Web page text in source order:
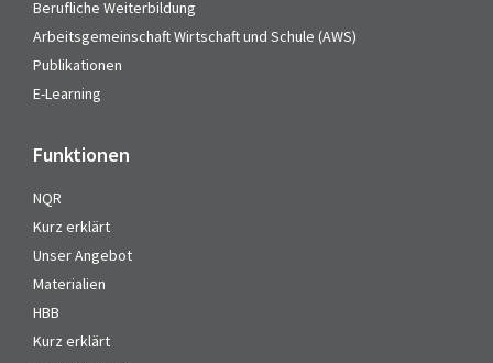
Berufliche Weiterbildung
Arbeitsgemeinschaft Wirtschaft und Schule (AWS)
Publikationen
E-Learning
Funktionen
NQR
Kurz erklärt
Unser Angebot
Materialien
HBB
Kurz erklärt